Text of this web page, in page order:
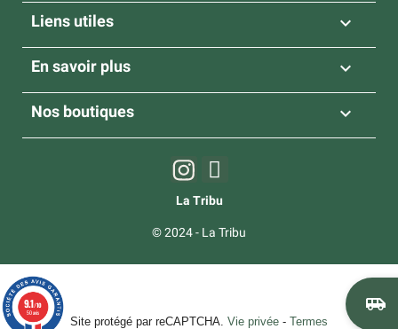
Liens utiles 
En savoir plus 
Nos boutiques 
La Tribu
© 2024 - La Tribu
Site protégé par reCAPTCHA. Vie privée - Termes
9.1/10
50 avis airport_shuttle